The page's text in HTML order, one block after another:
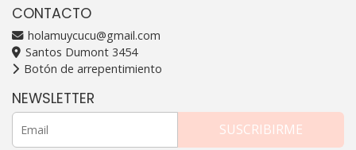
CONTACTO
holamuycucu@gmail.com
Santos Dumont 3454
Botón de arrepentimiento
NEWSLETTER
SUSCRIBIRME